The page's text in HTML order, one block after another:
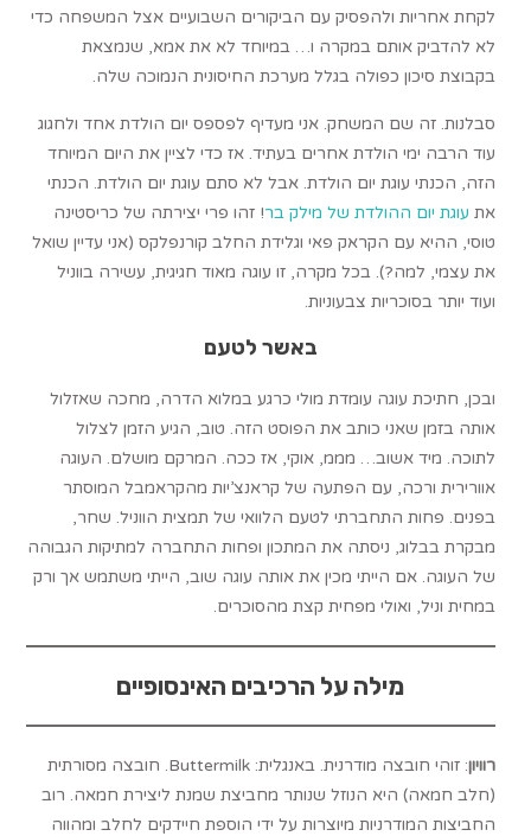
לקחת אחריות ולהפסיק עם הביקורים השבועיים אצל המשפחה כדי
לא להדביק אותם במקרה ו… במיוחד לא את אמא, שנמצאת
בקבוצת סיכון כפולה בגלל מערכת החיסונית הנמוכה שלה.
סבלנות. זה שם המשחק. אני מעדיף לפספס יום הולדת אחד ולחגוג
עוד הרבה ימי הולדת אחרים בעתיד. אז כדי לציין את היום המיוחד
הזה, הכנתי עוגת יום הולדת. אבל לא סתם עוגת יום הולדת. הכנתי
את עוגת יום ההולדת של מילק בר! זהו פרי יצירתה של כריסטינה
טוסי, ההיא עם הקראק פאי וגלידת החלב קורנפלקס (אני עדיין שואל
את עצמי, למה?). בכל מקרה, זו עוגה מאוד חגיגית, עשירה בווניל
ועוד יותר בסוכריות צבעוניות.
באשר לטעם
ובכן, חתיכת עוגה עומדת מולי כרגע במלוא הדרה, מחכה שאזלול
אותה בזמן שאני כותב את הפוסט הזה. טוב, הגיע הזמן לצלול
לתוכה. מיד אשוב… מממ, אוקי, אז ככה. המרקם מושלם. העוגה
אוורירית ורכה, עם הפתעה של קראנצ’יות מהקראמבל המוסתר
בפנים. פחות התחברתי לטעם הלוואי של תמצית הווניל. שחר,
מבקרת בבלוג, ניסתה את המתכון ופחות התחברה למתיקות הגבוהה
של העוגה. אם הייתי מכין את אותה עוגה שוב, הייתי משתמש אך ורק
במחית וניל, ואולי מפחית קצת מהסוכרים.
מילה על הרכיבים האינסופיים
רוויון
: זוהי חובצה מודרנית. באנגלית: Buttermilk. חובצה מסורתית
(חלב חמאה) היא הנוזל שנותר מחביצת שמנת ליצירת חמאה. רוב
החביצות המודרניות מיוצרות על ידי הוספת חיידקים לחלב ומהווה